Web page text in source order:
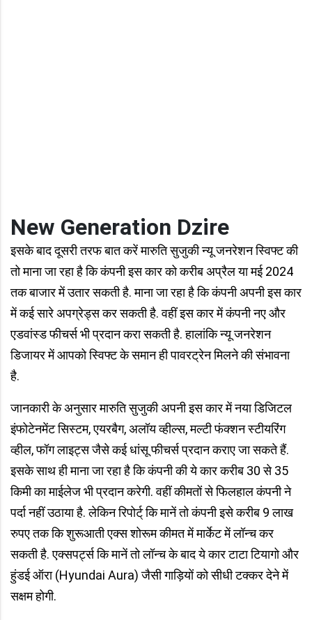
New Generation Dzire
इसके बाद दूसरी तरफ बात करें मारुति सुजुकी न्यू जनरेशन स्विफ्ट की
तो माना जा रहा है कि कंपनी इस कार को करीब अप्रैल या मई 2024
तक बाजार में उतार सकती है. माना जा रहा है कि कंपनी अपनी इस कार
में कई सारे अपग्रेड्स कर सकती है. वहीं इस कार में कंपनी नए और
एडवांस्ड फीचर्स भी प्रदान करा सकती है. हालांकि न्यू जनरेशन
डिजायर में आपको स्विफ्ट के समान ही पावरट्रेन मिलने की संभावना
है.
जानकारी के अनुसार मारुति सुजुकी अपनी इस कार में नया डिजिटल
इंफोटेनमेंट सिस्टम, एयरबैग, अलॉय व्हील्स, मल्टी फंक्शन स्टीयरिंग
व्हील, फॉग लाइट्स जैसे कई धांसू फीचर्स प्रदान कराए जा सकते हैं.
इसके साथ ही माना जा रहा है कि कंपनी की ये कार करीब 30 से 35
किमी का माईलेज भी प्रदान करेगी. वहीं कीमतों से फिलहाल कंपनी ने
पर्दा नहीं उठाया है. लेकिन रिपोर्ट् कि मानें तो कंपनी इसे करीब 9 लाख
रुपए तक कि शुरूआती एक्स शोरूम कीमत में मार्केट में लॉन्च कर
सकती है. एक्सपर्ट्स कि मानें तो लॉन्च के बाद ये कार टाटा टियागो और
हुंडई ऑरा (Hyundai Aura) जैसी गाड़ियों को सीधी टक्कर देने में
सक्षम होगी.